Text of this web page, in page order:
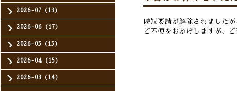
2026-07（13）
2026-06（17）
2026-05（15）
2026-04（15）
2026-03（14）
時短要請が解除されました
ご不便をおかけしますが、